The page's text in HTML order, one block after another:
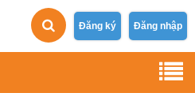
Đăng ký Đăng nhập